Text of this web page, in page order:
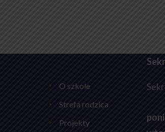
O szkole
Strefa rodzica
Projekty